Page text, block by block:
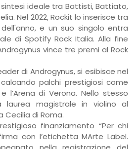
ideale tra Battisti, Battiato,
Nel 2022, Rockit lo inserisce tra
e un suo singolo entra
di Spotify Rock Italia. Alla fine
vince tre premi al Rock
di Androgynus, si esibisce nel
palchi prestigiosi come
l’Arena di Verona. Nello stesso
laurea magistrale in violino al
Cecilia di Roma.
finanziamento “Per chi
con l’etichetta MArte Label.